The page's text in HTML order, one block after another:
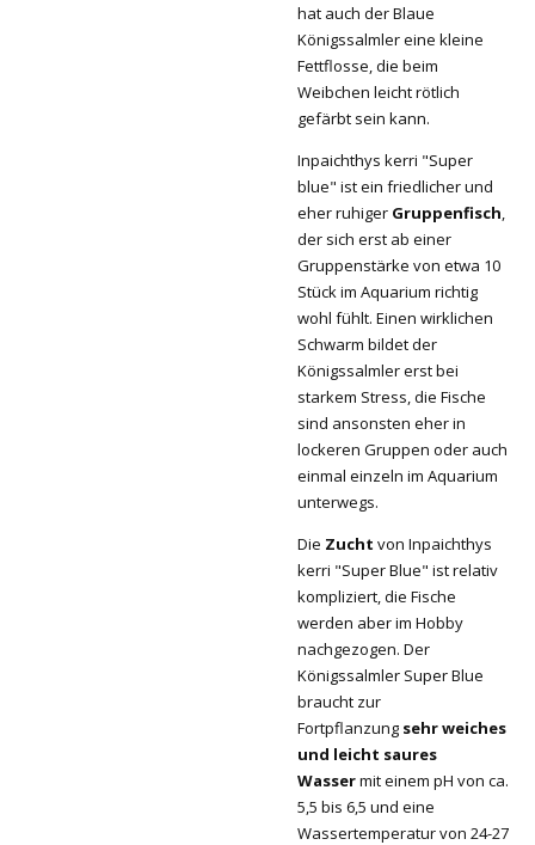
hat auch der Blaue
Königssalmler eine kleine
Fettflosse, die beim
Weibchen leicht rötlich
gefärbt sein kann.
Inpaichthys kerri "Super
blue" ist ein friedlicher und
eher ruhiger Gruppenfisch,
der sich erst ab einer
Gruppenstärke von etwa 10
Stück im Aquarium richtig
wohl fühlt. Einen wirklichen
Schwarm bildet der
Königssalmler erst bei
starkem Stress, die Fische
sind ansonsten eher in
lockeren Gruppen oder auch
einmal einzeln im Aquarium
unterwegs.
Die Zucht von Inpaichthys
kerri "Super Blue" ist relativ
kompliziert, die Fische
werden aber im Hobby
nachgezogen. Der
Königssalmler Super Blue
braucht zur
Fortpflanzung sehr weiches
und leicht saures
Wassermit einem pH von ca.
5,5 bis 6,5 und eine
Wassertemperatur von 24-27